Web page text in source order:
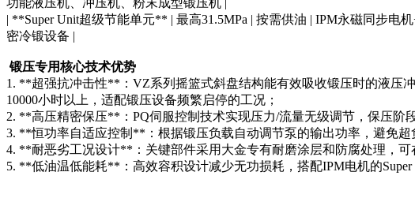
| **Super Unit超级节能单元** | 最高31.5MPa | 按需供油 | IPM永磁同步
密冷锻设备 |
锻压专用核心技术优势
1. **超强抗冲击性**：VZ系列摇篮式斜盘结构能有效吸收锻压时的液压
10000小时以上，适配锻压设备频繁启停的工况；
2. **高压精密保压**：PQ伺服控制技术实现压力/流量无级调节，保压阶
3. **恒功率自适应控制**：根据锻压负载自动调节泵的输出功率，避免
4. **耐恶劣工况设计**：关键部件采用大金专有耐磨涂层和防腐处理，
5. **低油温低能耗**：高效容积设计减少无功损耗，搭配IPM电机的